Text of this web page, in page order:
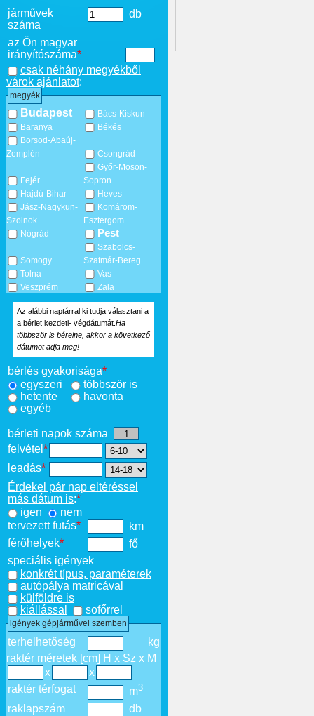
járművek
száma
db
az Ön magyar
irányítószáma*
csak néhány megyékből
várok ajánlatot:
megyék
Budapest
Bács-Kiskun
Baranya
Békés
Borsod-Abaúj-
Zemplén
Csongrád
Fejér
Győr-Moson-
Sopron
Hajdú-Bihar
Heves
Jász-Nagykun-
Szolnok
Komárom-
Esztergom
Nógrád
Pest
Somogy
Szabolcs-
Szatmár-Bereg
Tolna
Vas
Veszprém
Zala
Az alábbi naptárral ki tudja választani a
a bérlet kezdeti- végdátumát. Ha
többször is bérelne, akkor a következő
dátumot adja meg!
bérlés gyakorisága*
egyszeri
többször is
hetente
havonta
egyéb
bérleti napok száma
felvétel *
leadás*
Érdekel pár nap eltéréssel
más dátum is:*
igen
nem
tervezett futás*
km
férőhelyek*
fő
speciális igények
konkrét típus, paraméterek
autópálya matricával
külföldre is
kiállással
sofőrrel
igények gépjárművel szemben
terhelhetőség
kg
raktér méretek [cm] H x Sz x M
x
x
raktér térfogat
m3
raklapszám
db